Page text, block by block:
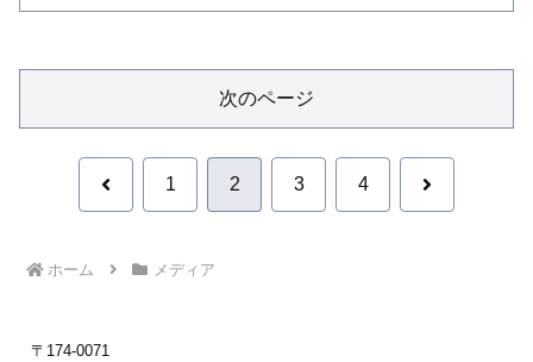
次のページ
前 1 2 3 4 次
ホーム メディア
〒174-0071